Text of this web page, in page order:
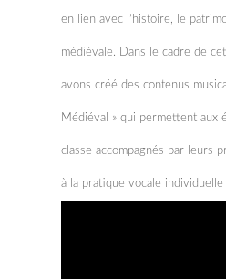
en lien avec l’histoire, le
médiévale. Dans le cadre de
avons créé des contenus
Médiéval » qui permettent aux
classe accompagnés par leurs
à la pratique vocale